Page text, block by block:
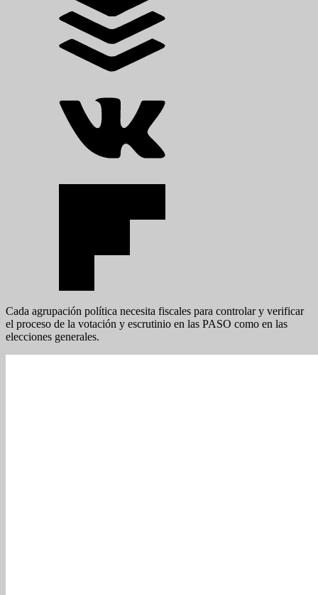
Cada agrupación política necesita fiscales para controlar y verificar
el proceso de la votación y escrutinio en las PASO como en las
elecciones generales.